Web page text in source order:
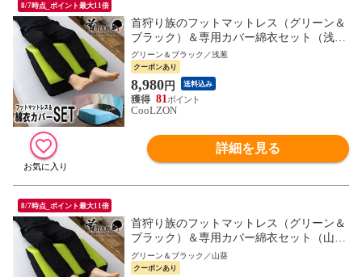
8/7時点_ポイント最大11倍
首狩り族のフットマットレス（グリーン＆
ブラック）＆専用カバー綿衣セット（浅
葱） 足枕 カバー 母の日 父の日 ギフト MG
新生活
グリーン＆ブラック／浅葱
クーポンあり
8,980円 送料込み
81
CooLZON
詳細を見る
8/7時点_ポイント最大11倍
首狩り族のフットマットレス（グリーン＆
ブラック）＆専用カバー綿衣セット（山
葵） 足枕 カバー 母の日 父の日 ギフト MG
新生活
グリーン＆ブラック／山葵
クーポンあり